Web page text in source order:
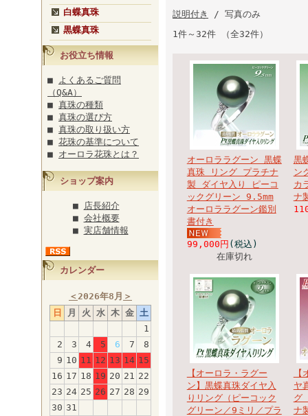
白蝶真珠
黒蝶真珠
お役立ち情報
■
よくあるご質問
（Q&A）
■ 真珠の種類
■ 真珠の選び方
■ 真珠の取り扱い方
■ 花珠の基準について
■ オーロラ花珠とは？
ショップ案内
■
店長紹介
■ 会社概要
■ 実店舗情報
カレンダー
＜ 2026年8月 ＞
日
月 火 水 木 金
土
1
2
3 4 5 6 7
8
9 10 11 12 13 14 15
16 17 18 19 20 21 22
23 24 25 26 27 28 29
30 31
説明付き
/ 写真のみ
1件～32件 （全32件）
オーロララグーン 黒蝶
真珠 リング プラチナ
製 ダイヤ入り ピーコ
ックグリーン 9.5mm
オーロララグーン鑑別
書付き
99,000円 (税込)
在庫切れ
黒
ン
カ
ナ
【オーロラ・ラグー
ン】黒蝶真珠ダイヤ入
りリング（ピーコック
グリーン／9ミリ／プラ
ヤ
グ
ナ